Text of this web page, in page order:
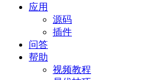
应用
源码
插件
问答
帮助
视频教程